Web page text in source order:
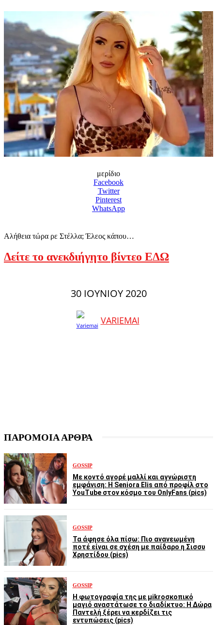
μερίδιο
Facebook
Twitter
Pinterest
WhatsApp
Αλήθεια τώρα ρε Στέλλα; Έλεος κάπου…
Δείτε το ανεκδιήγητο βίντεο ΕΔΩ
30 ΙΟΥΝΊΟΥ 2020
VARIEMAI
ΠΑΡΟΜΟΙΑ ΑΡΘΡΑ
GOSSIP
Με κοντό αγορέ μαλλί και αγνώριστη
εμφάνιση: Η Seniora Elis από προφίλ στο
YouTube στον κόσμο του OnlyFans (pics)
GOSSIP
Τα άφησε όλα πίσω: Πιο ανανεωμένη
ποτέ είναι σε σχέση με παίδαρο η Σισσυ
Χρηστίδου (pics)
GOSSIP
Η φωτογραφία της με μikroσκοπικό
μαγιό αναστάτωσε το διαδίκτυο: Η Δώρα
Παντελή ξέρει να κερδίζει τις
εντυπώσεις (pics)